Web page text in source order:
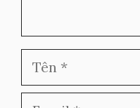
Tên
Email